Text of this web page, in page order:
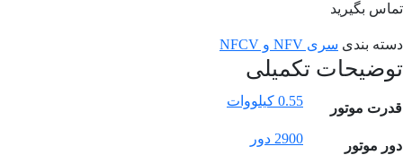
تماس بگیرید
دسته بندی سری NFV و NFCV
توضیحات تکمیلی
قدرت موتور 0.55 کیلووات
دور موتور 2900 دور